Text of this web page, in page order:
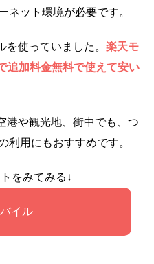
ネット環境が必要です。
使っていました。 楽天モ
追加料金無料で使えて安い
港や観光地、街中でも、つ
利用にもおすすめです。
をみてみる↓
イル